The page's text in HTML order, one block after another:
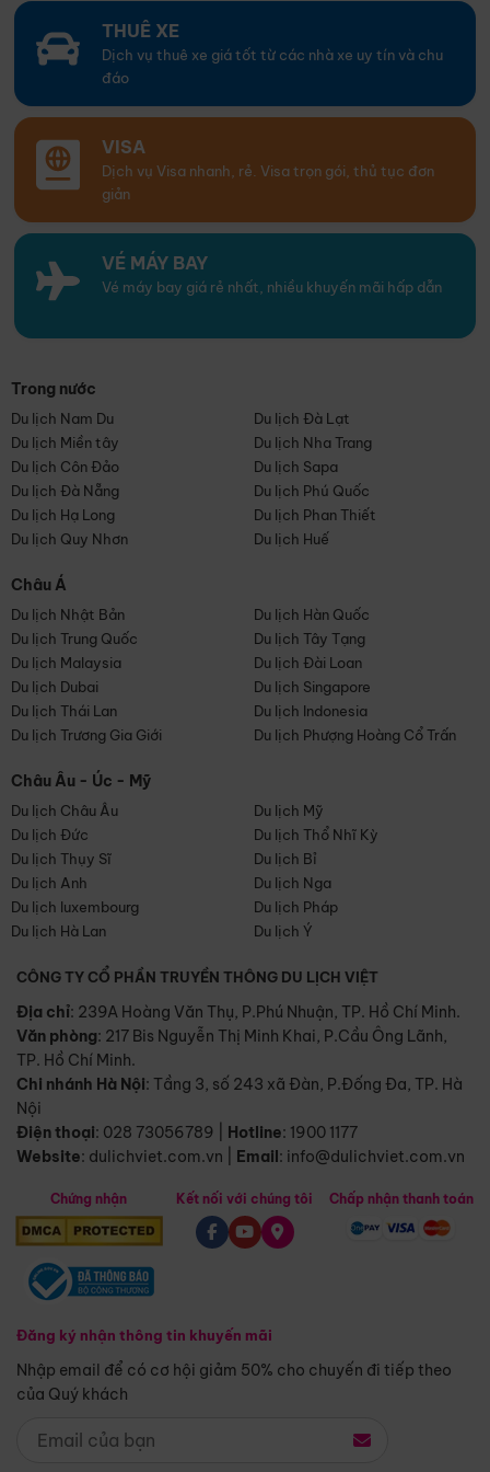
THUÊ XE
Dịch vụ thuê xe giá tốt từ các nhà xe uy tín và chu
đáo
VISA
Dịch vụ Visa nhanh, rẻ. Visa trọn gói, thủ tục đơn
giản
VÉ MÁY BAY
Vé máy bay giá rẻ nhất, nhiều khuyến mãi hấp dẫn
Trong nước
Du lịch Nam Du
Du lịch Đà Lạt
Du lịch Miền tây
Du lịch Nha Trang
Du lịch Côn Đảo
Du lịch Sapa
Du lịch Đà Nẵng
Du lịch Phú Quốc
Du lịch Hạ Long
Du lịch Phan Thiết
Du lịch Quy Nhơn
Du lịch Huế
Châu Á
Du lịch Nhật Bản
Du lịch Hàn Quốc
Du lịch Trung Quốc
Du lịch Tây Tạng
Du lịch Malaysia
Du lịch Đài Loan
Du lịch Dubai
Du lịch Singapore
Du lịch Thái Lan
Du lịch Indonesia
Du lịch Trương Gia Giới
Du lịch Phượng Hoàng Cổ Trấn
Châu Âu - Úc - Mỹ
Du lịch Châu Âu
Du lịch Mỹ
Du lịch Đức
Du lịch Thổ Nhĩ Kỳ
Du lịch Thụy Sĩ
Du lịch Bỉ
Du lịch Anh
Du lịch Nga
Du lịch luxembourg
Du lịch Pháp
Du lịch Hà Lan
Du lịch Ý
CÔNG TY CỔ PHẦN TRUYỀN THÔNG DU LỊCH VIỆT
Địa chỉ: 239A Hoàng Văn Thụ, P.Phú Nhuận, TP. Hồ Chí Minh.
Văn phòng: 217 Bis Nguyễn Thị Minh Khai, P.Cầu Ông Lãnh,
TP. Hồ Chí Minh.
Chi nhánh Hà Nội: Tầng 3, số 243 xã Đàn, P.Đống Đa, TP. Hà
Nội
Điện thoại: 028 73056789 Hotline: 1900 1177
Website: dulichviet.com.vn Email: info@dulichviet.com.vn
Chứng nhận
Đăng ký nhận thông tin khuyến mãi
Nhập email để có cơ hội giảm 50% cho chuyến đi tiếp theo
của Quý khách
Kết nối với chúng tôi Chấp nhận thanh toán